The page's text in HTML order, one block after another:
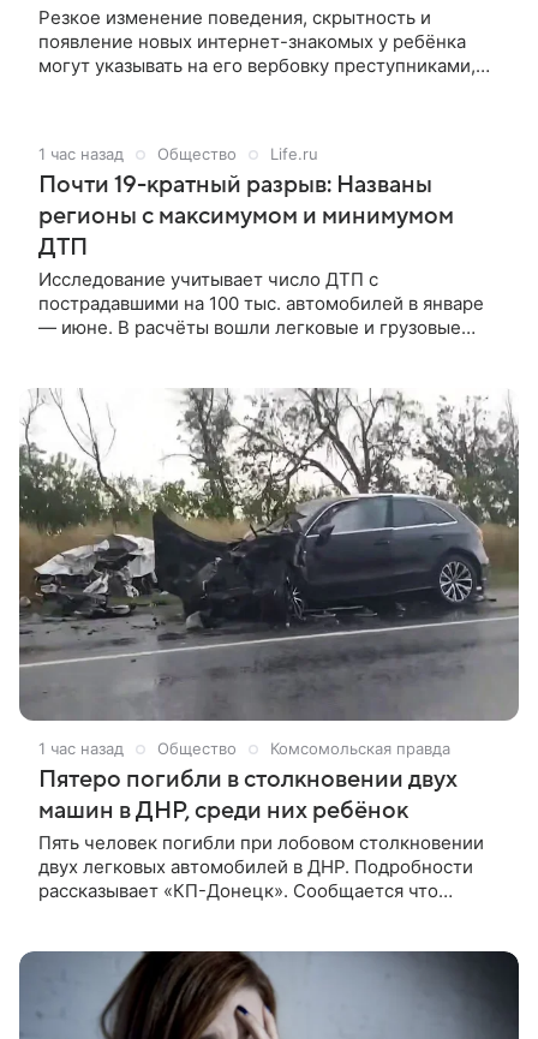
Резкое изменение поведения, скрытность и
появление новых интернет-знакомых у ребёнка
могут указывать на его вербовку преступниками,
1 час назад Общество Life.ru
Почти 19-кратный разрыв: Названы
регионы с максимумом и минимумом
ДТП
Исследование учитывает число ДТП с
пострадавшими на 100 тыс. автомобилей в январе
— июне. В расчёты вошли легковые и грузовые
1 час назад Общество Комсомольская правда
Пятеро погибли в столкновении двух
машин в ДНР, среди них ребёнок
Пять человек погибли при лобовом столкновении
двух легковых автомобилей в ДНР. Подробности
рассказывает «КП-Донецк». Сообщается что
ДНР, на встречную полосу выехал водитель Audi